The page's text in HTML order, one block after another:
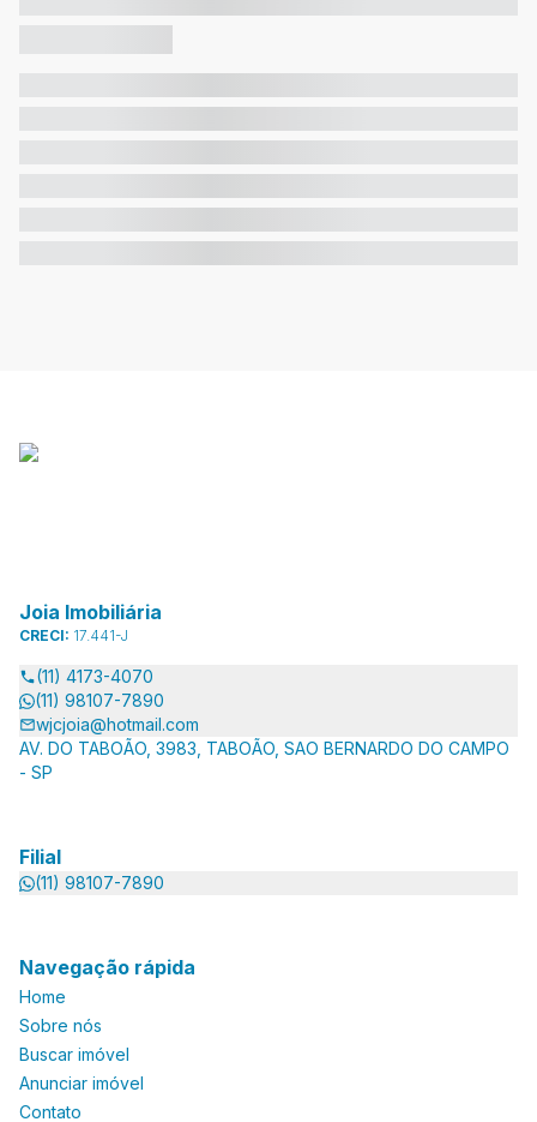
Joia Imobiliária
CRECI: 17.441-J
(11) 4173-4070
(11) 98107-7890
wjcjoia@hotmail.com
AV. DO TABOÃO, 3983, TABOÃO, SAO BERNARDO DO CAMPO
- SP
Filial
(11) 98107-7890
Navegação rápida
Home
Sobre nós
Buscar imóvel
Anunciar imóvel
Contato